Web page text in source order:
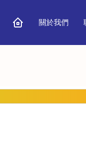
關於我們